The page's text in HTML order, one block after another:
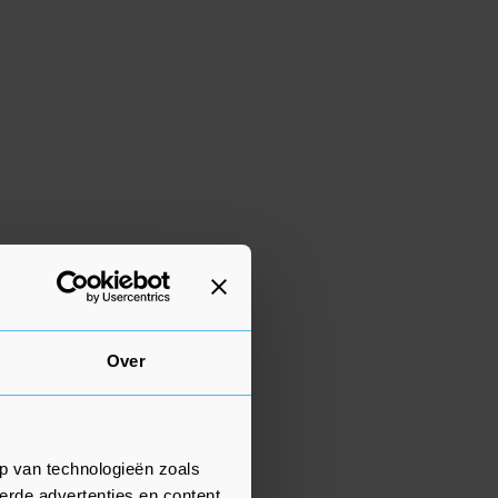
Over
van technologieën zoals